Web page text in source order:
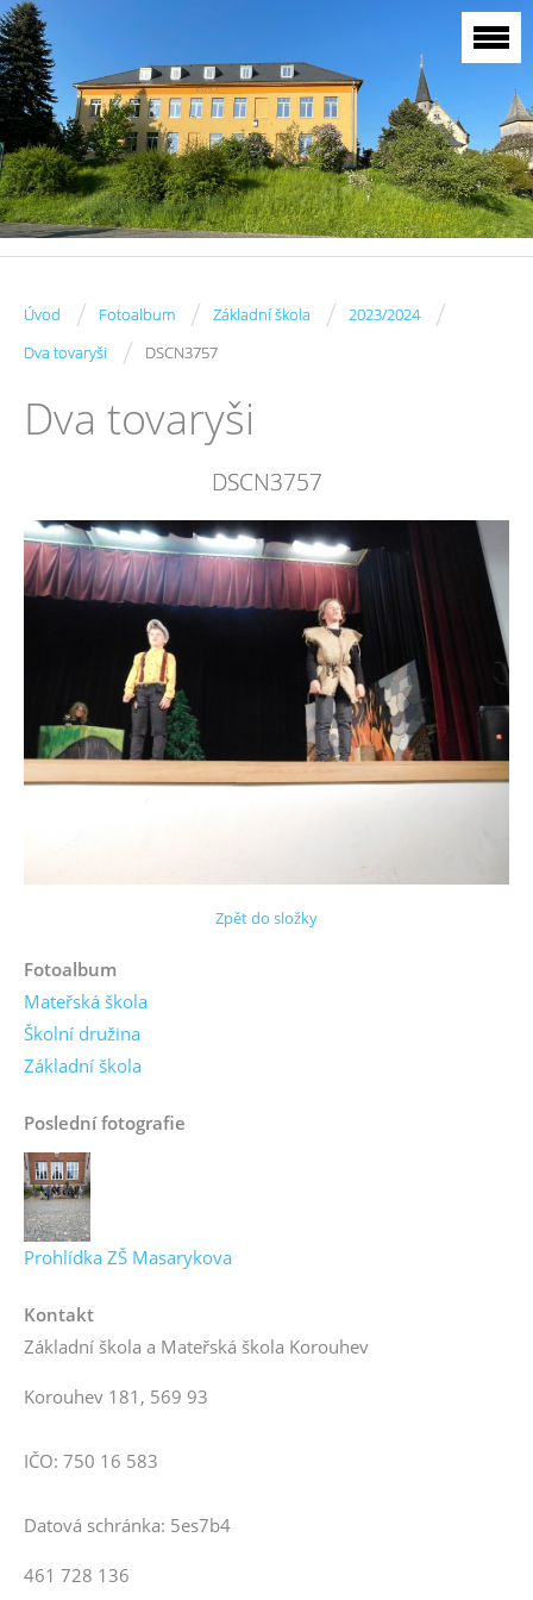
Úvod / Fotoalbum / Základní škola / 2023/2024 /
Dva tovaryši / DSCN3757
Dva tovaryši
DSCN3757
Zpět do složky
Fotoalbum
Mateřská škola
Školní družina
Základní škola
Poslední fotografie
Prohlídka ZŠ Masarykova
Kontakt
Základní škola a Mateřská škola Korouhev
Korouhev 181, 569 93
IČO: 750 16 583
Datová schránka: 5es7b4
461 728 136